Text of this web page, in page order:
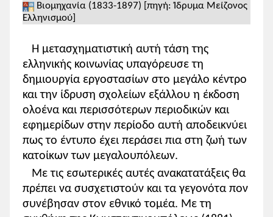
Βιομηχανία (1833-1897) [πηγή: Ίδρυμα Μείζονος
Ελληνισμού]
Η μετασχηματιστική αυτή τάση της
ελληνικής κοινωνίας υπαγόρευσε τη
δημιουργία εργοστασίων στο μεγάλο κέντρο
και την ίδρυση σχολείων εξάλλου η έκδοση
ολοένα και περισσότερων περιοδικών και
εφημερίδων στην περίοδο αυτή αποδεικνύει
πως το έντυπο έχει περάσει πια στη ζωή των
κατοίκων των μεγαλουπόλεων.
Με τις εσωτερικές αυτές ανακατατάξεις θα
πρέπει να συσχετιστούν και τα γεγονότα πον
συνέβησαν στον εθνικό τομέα. Με τη